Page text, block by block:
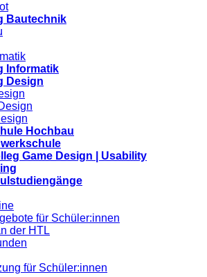
Bautechnik
Informatik
Design
Hochbau
Game Design | Usability
für Schüler:innen
der HTL
für Schüler:innen